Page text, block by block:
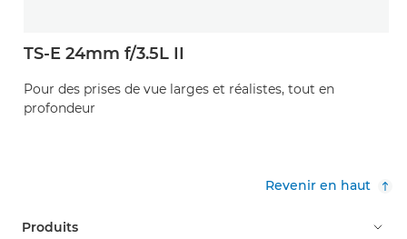
TS-E 24mm f/3.5L II
Pour des prises de vue larges et réalistes, tout en
profondeur
Revenir en haut
Produits